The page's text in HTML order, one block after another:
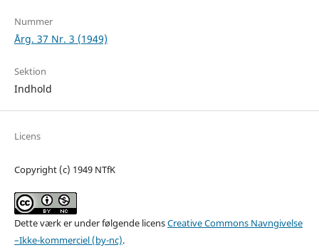
Nummer
Årg. 37 Nr. 3 (1949)
Sektion
Indhold
Licens
Copyright (c) 1949 NTfK
Dette værk er under følgende licensCreative Commons Navngivelse
–Ikke-kommerciel (by-nc).